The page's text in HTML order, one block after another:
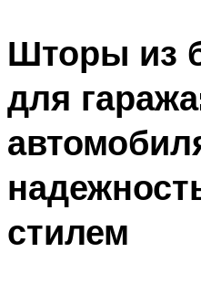
Шторы из
для
стилем